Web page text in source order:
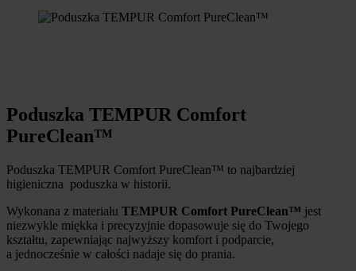
Poduszka TEMPUR Comfort
PureClean™
Poduszka TEMPUR Comfort PureClean™ to najbardziej
higieniczna poduszka w historii.
Wykonana z materiału TEMPUR Comfort PureClean™ jest
niezwykle miękka i precyzyjnie dopasowuje się do Twojego
kształtu, zapewniając najwyższy komfort i podparcie,
a jednocześnie w całości nadaje się do prania.